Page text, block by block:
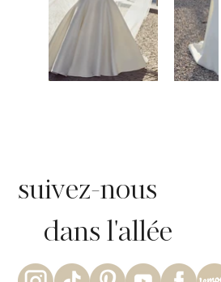
suivez-nous
dans l'allée